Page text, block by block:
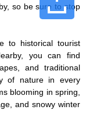
so be sure to stop
to historical tourist
you can find
and traditional
of nature in every
blooming in spring,
and snowy winter